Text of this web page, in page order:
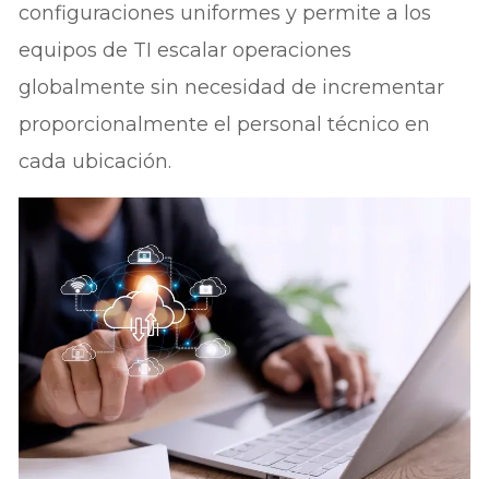
configuraciones uniformes y permite a los
equipos de TI escalar operaciones
globalmente sin necesidad de incrementar
proporcionalmente el personal técnico en
cada ubicación.